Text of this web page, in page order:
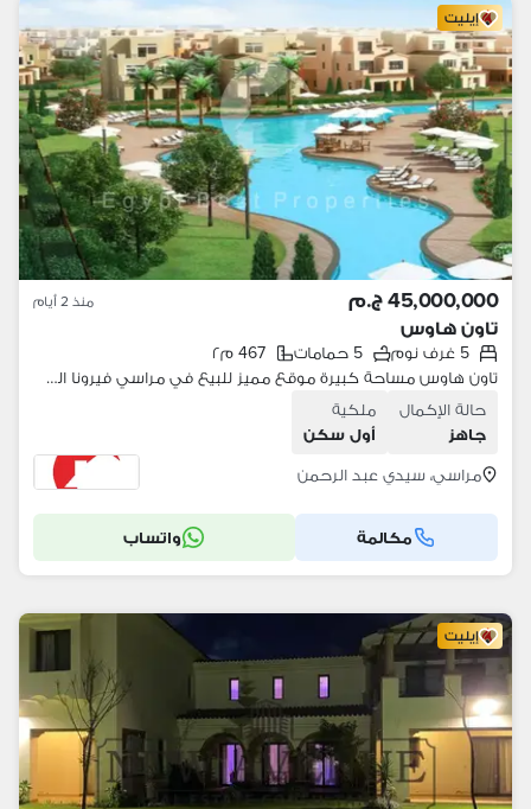
إيليت
45,000,000 ج.م منذ 2 أيام
تاون هاوس
5 غرف نوم 5 حمامات
467 م٢
تاون هاوس مساحة كبيرة موقع مميز للبيع في مراسي فيرونا الساحل الشمالي
حالة الإكمال
جاهز
ملكية
أول سكن
مراسي، سيدي عبد الرحمن
مكالمة واتساب
إيليت